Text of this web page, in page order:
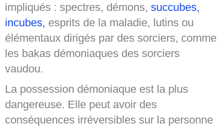
impliqués : spectres, démons, succubes,
incubes, esprits de la maladie, lutins ou
élémentaux dirigés par des sorciers, comme
les bakas démoniaques des sorciers
vaudou.
La possession démoniaque est la plus
dangereuse. Elle peut avoir des
conséquences irréversibles sur la personne